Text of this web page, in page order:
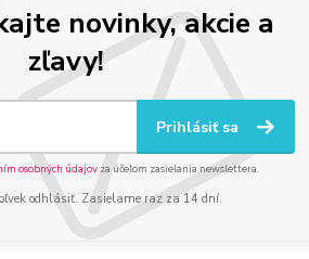
novinky, akcie a
zľavy!
Prihlásiť sa
osobných údajov za účelom zasielania newslettera.
odhlásiť. Zasielame raz za 14 dní.